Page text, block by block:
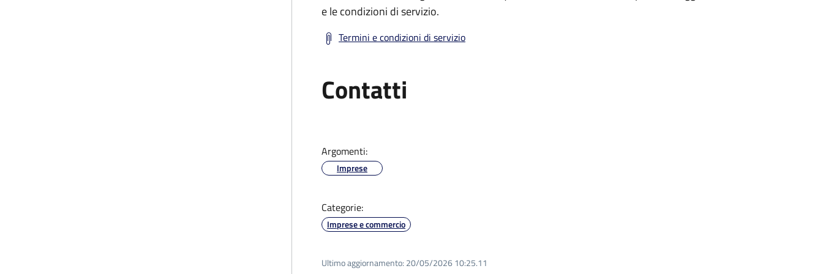
e le condizioni di servizio.
Termini e condizioni di servizio
Contatti
Argomenti:
Imprese
Categorie:
Imprese e commercio
Ultimo aggiornamento: 20/05/2026 10:25.11